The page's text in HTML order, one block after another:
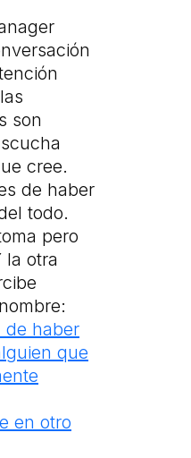
son
cree.
de haber
todo.
pero
la otra
de haber
que
en otro